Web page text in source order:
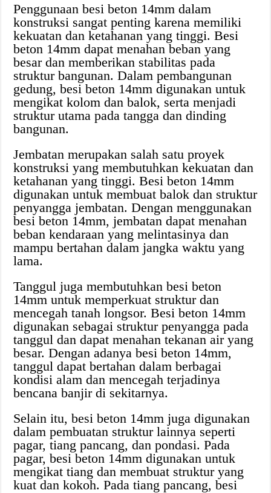
Penggunaan besi beton 14mm dalam
konstruksi sangat penting karena memiliki
kekuatan dan ketahanan yang tinggi. Besi
beton 14mm dapat menahan beban yang
besar dan memberikan stabilitas pada
struktur bangunan. Dalam pembangunan
gedung, besi beton 14mm digunakan untuk
mengikat kolom dan balok, serta menjadi
struktur utama pada tangga dan dinding
bangunan.
Jembatan merupakan salah satu proyek
konstruksi yang membutuhkan kekuatan dan
ketahanan yang tinggi. Besi beton 14mm
digunakan untuk membuat balok dan struktur
penyangga jembatan. Dengan menggunakan
besi beton 14mm, jembatan dapat menahan
beban kendaraan yang melintasinya dan
mampu bertahan dalam jangka waktu yang
lama.
Tanggul juga membutuhkan besi beton
14mm untuk memperkuat struktur dan
mencegah tanah longsor. Besi beton 14mm
digunakan sebagai struktur penyangga pada
tanggul dan dapat menahan tekanan air yang
besar. Dengan adanya besi beton 14mm,
tanggul dapat bertahan dalam berbagai
kondisi alam dan mencegah terjadinya
bencana banjir di sekitarnya.
Selain itu, besi beton 14mm juga digunakan
dalam pembuatan struktur lainnya seperti
pagar, tiang pancang, dan pondasi. Pada
pagar, besi beton 14mm digunakan untuk
mengikat tiang dan membuat struktur yang
kuat dan kokoh. Pada tiang pancang, besi